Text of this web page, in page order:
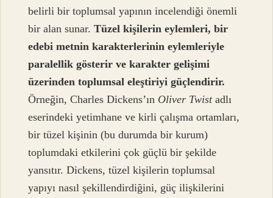
belirli bir toplumsal yapının incelendiği önemli
bir alan sunar.Tüzel kişilerin eylemleri, bir
edebi metnin karakterlerinin eylemleriyle
paralellik gösterir ve karakter gelişimi
üzerinden toplumsal eleştiriyi güçlendirir.
Örneğin, Charles Dickens’ın Oliver Twistadlı
eserindeki yetimhane ve kirli çalışma ortamları,
bir tüzel kişinin (bu durumda bir kurum)
toplumdaki etkilerini çok güçlü bir şekilde
yansıtır. Dickens, tüzel kişilerin toplumsal
yapıyı nasıl şekillendirdiğini, güç ilişkilerini